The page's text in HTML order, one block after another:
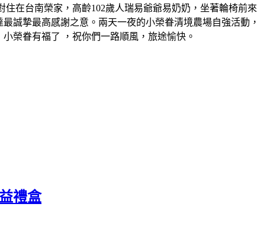
在台南榮家，高齡102歲人瑞易爺爺易奶奶，坐著輪椅前
誠摯最高感謝之意。兩天一夜的小榮眷清境農場自強活
榮眷有福了 ，祝你們一路順風，旅途愉快。
禮盒